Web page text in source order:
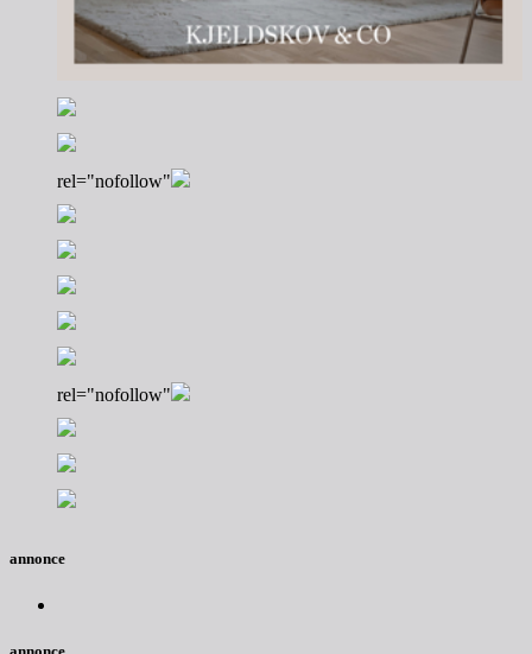
rel="nofollow"
rel="nofollow"
annonce